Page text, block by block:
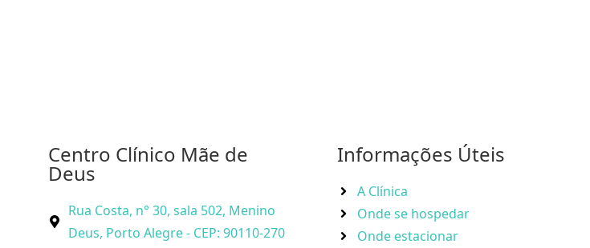
Centro Clínico Mãe de
Deus
Rua Costa, n° 30, sala 502, Menino
Deus, Porto Alegre - CEP: 90110-270
Informações Úteis
A Clínica
Onde se hospedar
Onde estacionar